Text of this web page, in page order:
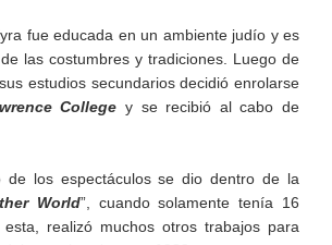
fue educada en un ambiente judío y es
las costumbres y tradiciones. Luego de
estudios secundarios decidió enrolarse
College y se recibió al cabo de
de los espectáculos se dio dentro de la
World”, cuando solamente tenía 16
realizó muchos otros trabajos para